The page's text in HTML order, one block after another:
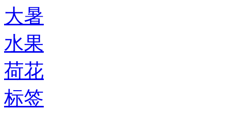
大暑
水果
荷花
标签